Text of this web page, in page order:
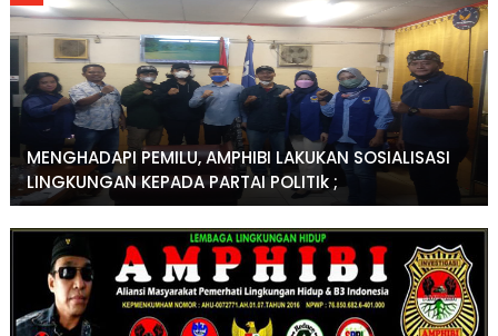
MENGHADAPI PEMILU, AMPHIBI LAKUKAN SOSIALISASI
LINGKUNGAN KEPADA PARTAI POLITIk ;